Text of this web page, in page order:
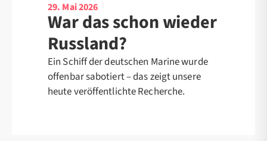
29. Mai 2026
War das schon wieder
Russland?
Ein Schiff der deutschen Marine wurde
offenbar sabotiert – das zeigt unsere
heute veröffentlichte Recherche.